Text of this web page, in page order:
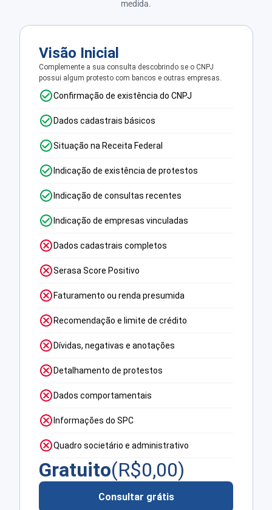
medida.
Visão Inicial
Complemente a sua consulta descobrindo se o CNPJ
possui algum protesto com bancos e outras empresas.
Confirmação de existência do CNPJ
Dados cadastrais básicos
Situação na Receita Federal
Indicação de existência de protestos
Indicação de consultas recentes
Indicação de empresas vinculadas
Dados cadastrais completos
Serasa Score Positivo
Faturamento ou renda presumida
Recomendação e limite de crédito
Dívidas, negativas e anotações
Detalhamento de protestos
Dados comportamentais
Informações do SPC
Quadro societário e administrativo
Gratuito(R$0,00)
Consultar grátis